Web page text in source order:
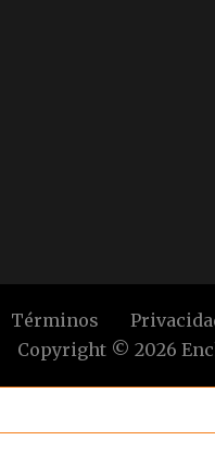
Términos
Copyright © 2026